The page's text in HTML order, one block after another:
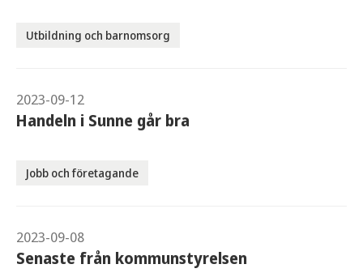
Utbildning och barnomsorg
2023-09-12
Handeln i Sunne går bra
Jobb och företagande
2023-09-08
Senaste från kommunstyrelsen